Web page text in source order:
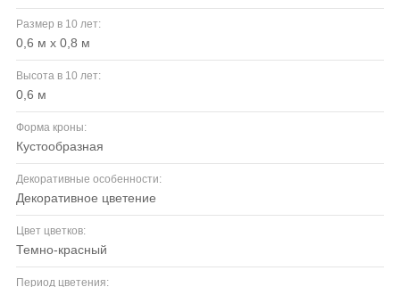
Размер в 10 лет:
0,6 м х 0,8 м
Высота в 10 лет:
0,6 м
Форма кроны:
кустообразная
Декоративные особенности:
декоративное цветение
Цвет цветков:
темно-красный
Период цветения: